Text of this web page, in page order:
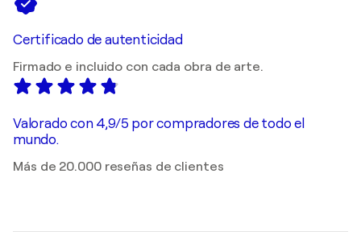
Certificado de autenticidad
Firmado e incluido con cada obra de arte.
Valorado con 4,9/5 por compradores de todo el
mundo.
Más de 20.000 reseñas de clientes